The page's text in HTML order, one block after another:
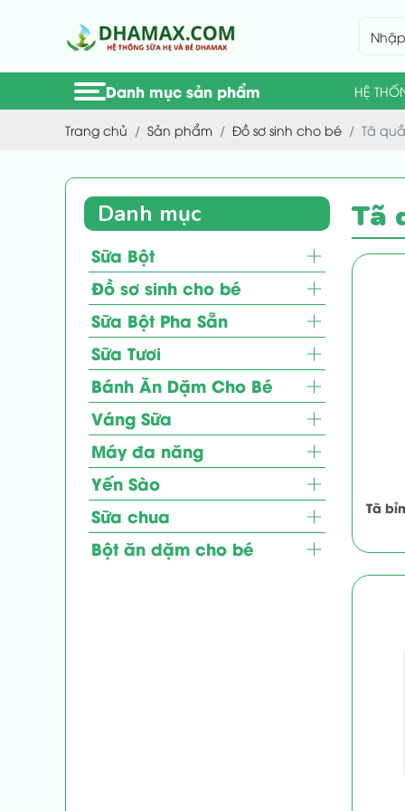
Danh mục sản phẩm HỆ
Trang chủ Sản phẩm Đồ sơ sinh cho bé Tã
Danh mục
Sữa Bột
Đồ sơ sinh cho bé
Sữa Bột Pha Sẵn
Sữa Tươi
Bánh Ăn Dặm Cho Bé
Váng Sữa
Máy đa năng
Yến Sào
Sữa chua
Bột ăn dặm cho bé
Tã
Tã